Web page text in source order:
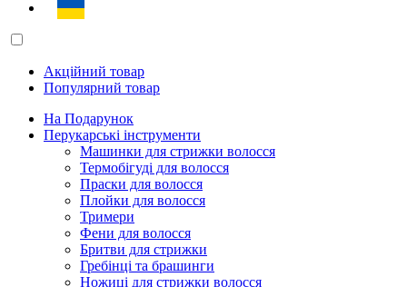
Акційний товар
Популярний товар
На Подарунок
Перукарські інструменти
Машинки для стрижки волосся
Термобігуді для волосся
Праски для волосся
Плойки для волосся
Тримери
Фени для волосся
Бритви для стрижки
Гребінці та брашинги
Ножиці для стрижки волосся